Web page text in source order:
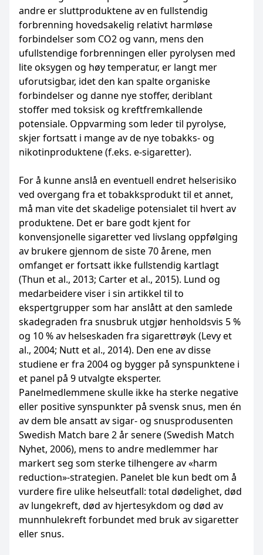
andre er sluttproduktene av en fullstendig
forbrenning hovedsakelig relativt harmløse
forbindelser som CO2 og vann, mens den
ufullstendige forbrenningen eller pyrolysen med
lite oksygen og høy temperatur, er langt mer
uforutsigbar, idet den kan spalte organiske
forbindelser og danne nye stoffer, deriblant
stoffer med toksisk og kreftfremkallende
potensiale. Oppvarming som leder til pyrolyse,
skjer fortsatt i mange av de nye tobakks- og
nikotinproduktene (f.eks. e-sigaretter).
For å kunne anslå en eventuell endret helserisiko
ved overgang fra et tobakksprodukt til et annet,
må man vite det skadelige potensialet til hvert av
produktene. Det er bare godt kjent for
konvensjonelle sigaretter ved livslang oppfølging
av brukere gjennom de siste 70 årene, men
omfanget er fortsatt ikke fullstendig kartlagt
(Thun et al., 2013; Carter et al., 2015). Lund og
medarbeidere viser i sin artikkel til to
ekspertgrupper som har anslått at den samlede
skadegraden fra snusbruk utgjør henholdsvis 5 %
og 10 % av helseskaden fra sigarettrøyk (Levy et
al., 2004; Nutt et al., 2014). Den ene av disse
studiene er fra 2004 og bygger på synspunktene i
et panel på 9 utvalgte eksperter.
Panelmedlemmene skulle ikke ha sterke negative
eller positive synspunkter på svensk snus, men én
av dem ble ansatt av sigar- og snusprodusenten
Swedish Match bare 2 år senere (Swedish Match
Nyhet, 2006), mens to andre medlemmer har
markert seg som sterke tilhengere av «harm
reduction»-strategien. Panelet ble kun bedt om å
vurdere fire ulike helseutfall: total dødelighet, død
av lungekreft, død av hjertesykdom og død av
munnhulekreft forbundet med bruk av sigaretter
eller snus.